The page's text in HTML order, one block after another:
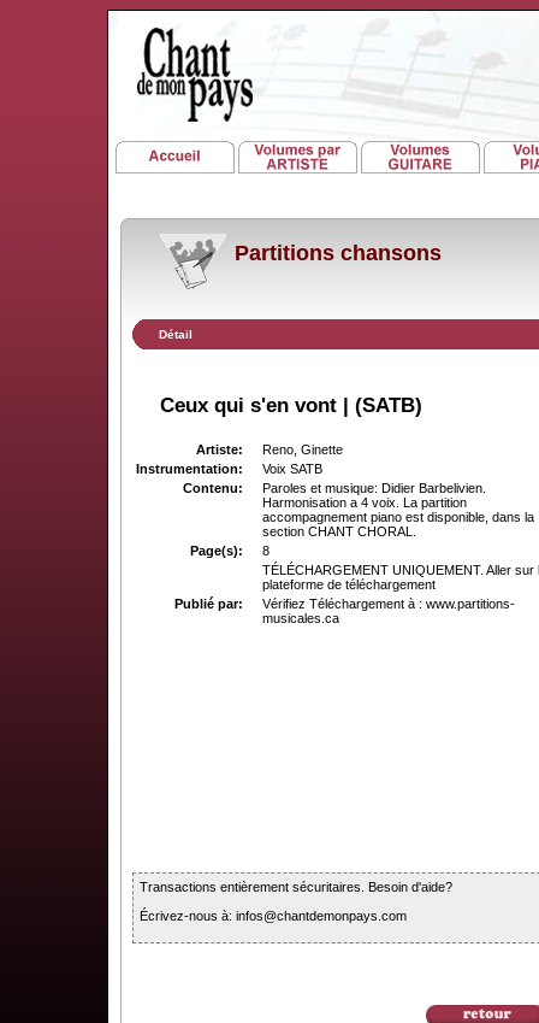
Partitions chansons
Détail
Ceux qui s'en vont | (SATB)
Artiste:
Reno, Ginette
Instrumentation:
Voix SATB
Contenu:
Paroles et musique: Didier Barbelivien.
Harmonisation a 4 voix. La partition
accompagnement piano est disponible, dans la
section CHANT CHORAL.
Page(s):
8
TÉLÉCHARGEMENT UNIQUEMENT. Aller sur
plateforme de téléchargement
Publié par:
Vérifiez Téléchargement à : www.partitions-
musicales.ca
Transactions entièrement sécuritaires. Besoin d'aide?
Écrivez-nous à: infos@chantdemonpays.com